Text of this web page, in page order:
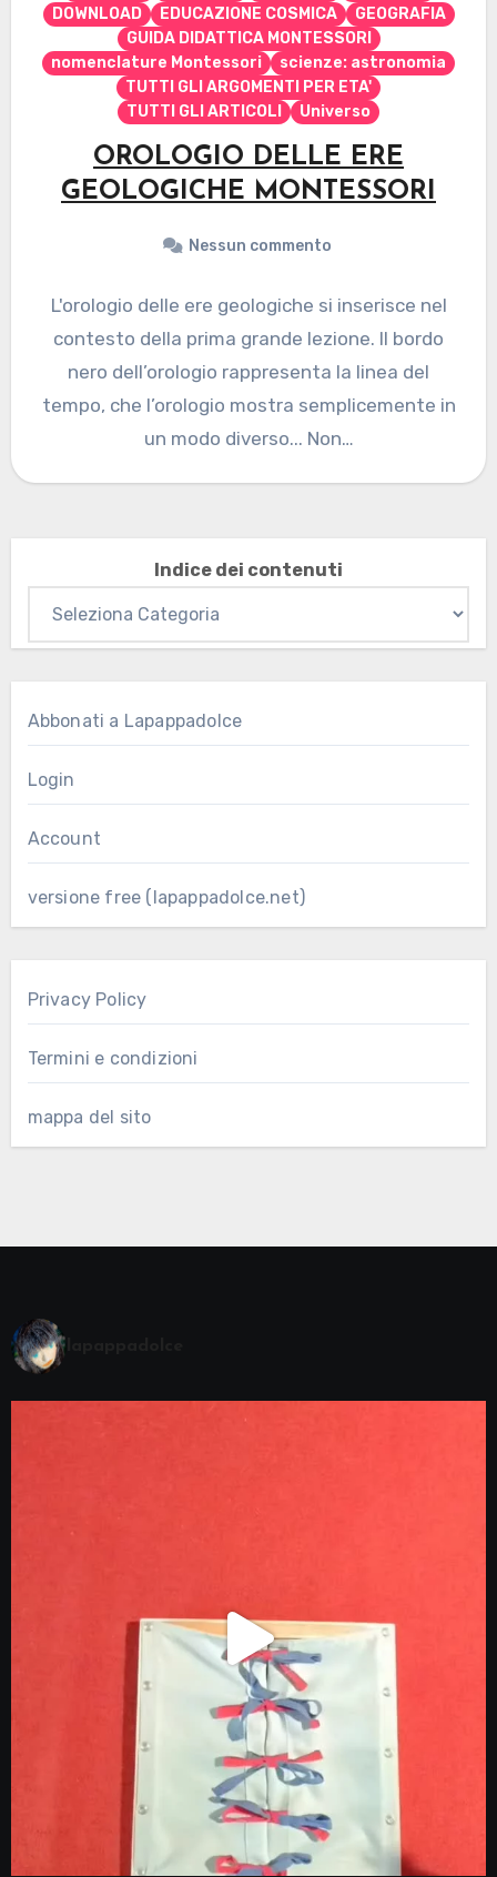
DOWNLOAD
EDUCAZIONE COSMICA
GEOGRAFIA
GUIDA DIDATTICA MONTESSORI
nomenclature Montessori
scienze: astronomia
TUTTI GLI ARGOMENTI PER ETA'
TUTTI GLI ARTICOLI
Universo
OROLOGIO DELLE ERE
GEOLOGICHE MONTESSORI
Nessun commento
L'orologio delle ere geologiche si inserisce nel
contesto della prima grande lezione. Il bordo
nero dell’orologio rappresenta la linea del
tempo, che l’orologio mostra semplicemente in
un modo diverso... Non…
Indice dei contenuti
Abbonati a Lapappadolce
Login
Account
versione free (lapappadolce.net)
Privacy Policy
Termini e condizioni
mappa del sito